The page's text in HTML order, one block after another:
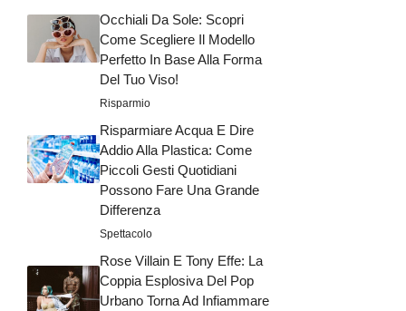
Occhiali Da Sole: Scopri
Come Scegliere Il Modello
Perfetto In Base Alla Forma
Del Tuo Viso!
Risparmio
Risparmiare Acqua E Dire
Addio Alla Plastica: Come
Piccoli Gesti Quotidiani
Possono Fare Una Grande
Differenza
Spettacolo
Rose Villain E Tony Effe: La
Coppia Esplosiva Del Pop
Urbano Torna Ad Infiammare